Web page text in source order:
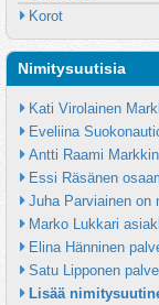
Korot
Nimitysuutisia
Kati Virolainen
Eveliina
Antti Raami
Essi Räsänen
Juha Parviainen on
Marko Lukkari
Elina Hänninen
Satu Lipponen
Lisää